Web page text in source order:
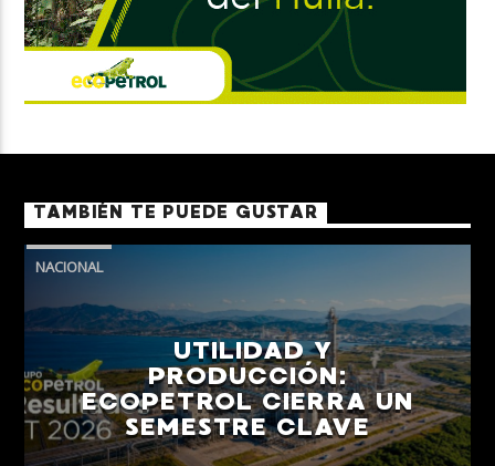
TAMBIÉN TE PUEDE GUSTAR
NACIONAL
UTILIDAD Y
PRODUCCIÓN:
ECOPETROL CIERRA UN
SEMESTRE CLAVE